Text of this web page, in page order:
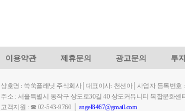
이용약관 제휴문의 광고문의 투
상호명 : 쑥쑥플래닛 주식회사│대표이사: 천선아│사업자 등록번호
주소 : 서울특별시 동작구 상도로30길 40 상도커뮤니티 복합문화
고객지원 : ☎ 02-543-9760 │ angel8467@gmail.com